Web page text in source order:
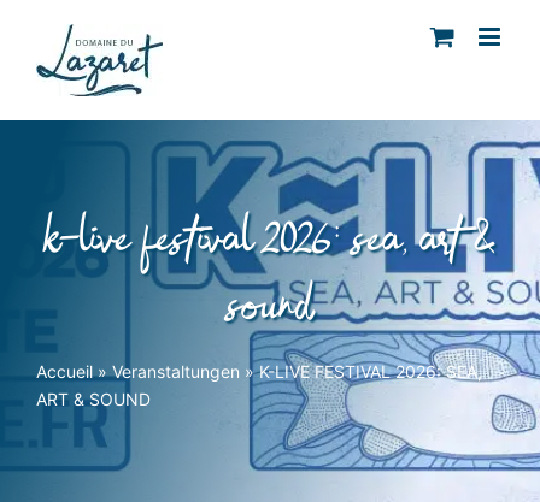
content
k-live festival 2026: sea, art &
sound
Accueil»Veranstaltungen »K-LIVE FESTIVAL 2026: SEA,
ART & SOUND